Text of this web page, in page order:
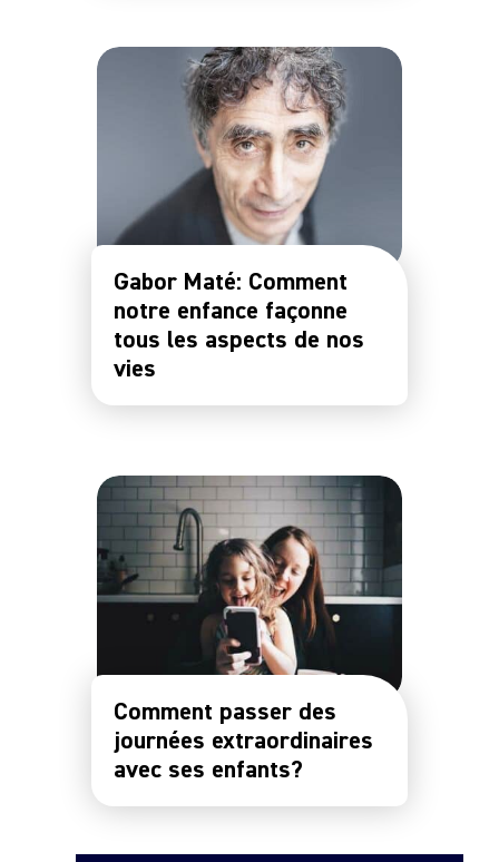
Gabor Maté: Comment
notre enfance façonne
tous les aspects de nos
vies
Comment passer des
journées extraordinaires
avec ses enfants?